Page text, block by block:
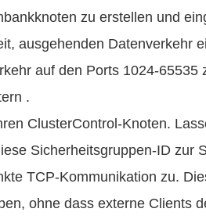
zu erstellen und
ausgehenden Datenverkehr
auf den Ports 1024-65535
.
ClusterControl-Knoten.
Sicherheitsgruppen-ID zur
TCP-Kommunikation zu.
ohne dass externe Clients